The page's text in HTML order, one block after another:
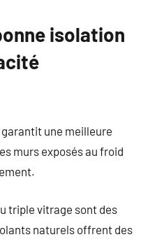
isolation
une meilleure
murs exposés au froid
triple vitrage sont des
naturels offrent des